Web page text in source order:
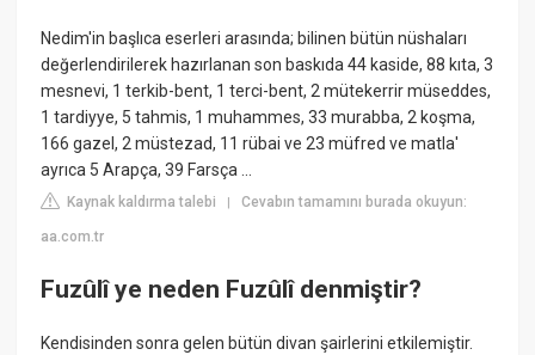
Nedim'in başlıca eserleri arasında; bilinen bütün nüshaları
değerlendirilerek hazırlanan son baskıda 44 kaside, 88 kıta, 3
mesnevi, 1 terkib-bent, 1 terci-bent, 2 mütekerrir müseddes,
1 tardiyye, 5 tahmis, 1 muhammes, 33 murabba, 2 koşma,
166 gazel, 2 müstezad, 11 rübai ve 23 müfred ve matla'
ayrıca 5 Arapça, 39 Farsça ...
Kaynak kaldırma talebi |Cevabın tamamını burada okuyun:
aa.com.tr
Fuzûlî ye neden Fuzûlî denmiştir?
Kendisinden sonra gelen bütün divan şairlerini etkilemiştir.